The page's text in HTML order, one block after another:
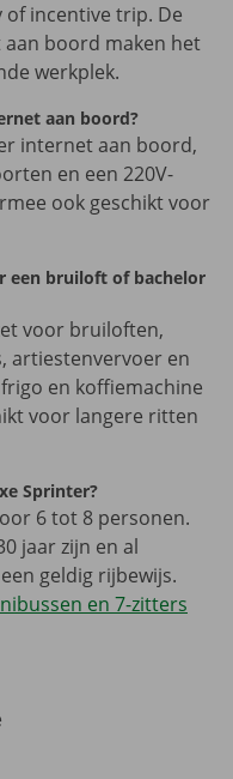
incentive trip. De
boord maken het
werkplek.
aan boord?
internet aan boord,
en een 220V-
ook geschikt voor
een bruiloft of bachelor
voor bruiloften,
artiestenvervoer en
en koffiemachine
voor langere ritten
Sprinter?
6 tot 8 personen.
jaar zijn en al
geldig rijbewijs.
en 7-zitters